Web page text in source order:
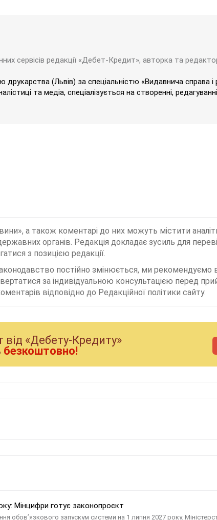
сервісів редакції «Дебет-Кредит», авторка та
друкарства (Львів) за спеціальністю «Видавнича справа
та медіа, спеціалізується на створенні,
а також коментарі до них можуть містити
органів. Редакція докладає зусиль для
з позицією редакції.
постійно змінюється, ми рекомендуємо
за індивідуальною консультацією перед
відповідно до Редакційної політики сайту.
вiд «Дебету-Кредиту»
безкоштовно!
Мінцифри готує законопроєкт
обов’язкового запускум системи на 1 липня 2027 року.